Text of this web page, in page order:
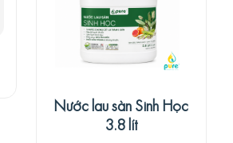
Nước lau sàn Sinh Học
3.8 lít